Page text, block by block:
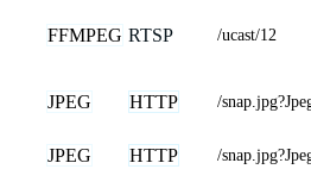
FFMPEG RTSP /ucast/12
JPEG HTTP /
JPEG HTTP /